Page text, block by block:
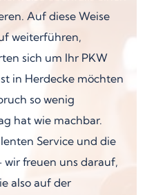
Auf diese Weise
weiterführen,
sich um Ihr PKW
in Herdecke möchten
so wenig
hat wie machbar.
Service und die
freuen uns darauf,
also auf der